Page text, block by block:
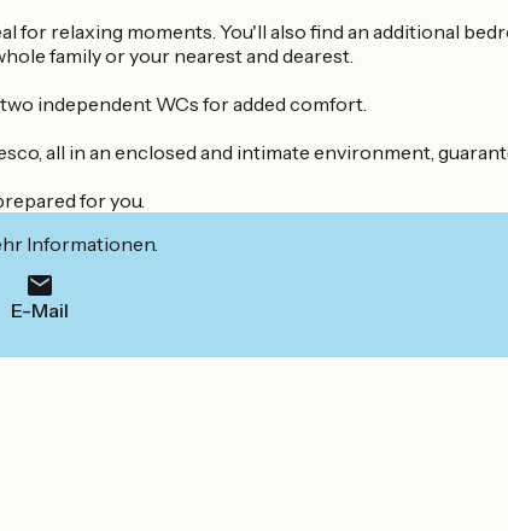
relaxing moments. You'll also find an additional
family or your nearest and dearest.
independent WCs for added comfort.
all in an enclosed and intimate environment,
for you.
Informationen.
E-Mail